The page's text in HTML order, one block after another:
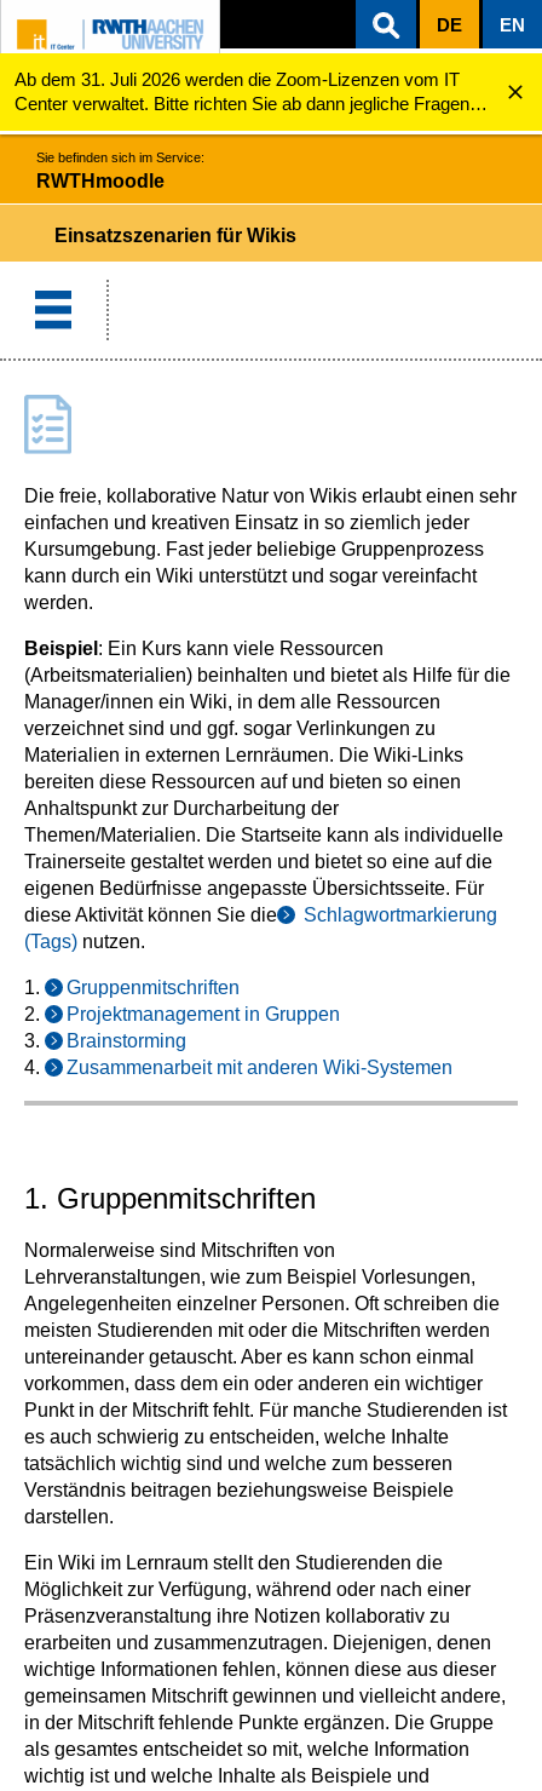
ZUM INHALTSBEREICH
ZUR HAUPTNAVIGATION
ZUR SUCHE
DE EN
Ab dem 31. Juli 2026 werden die Zoom-Lizenzen vom IT
Center verwaltet. Bitte richten Sie ab dann jegliche Fragen
zu den Zoom-Lizenzen (z.B. Probleme mit dem Login) an
servicedesk@itc.rwth-aachen.de.
RWTHmoodle Einsatzszenarien für Wikis
Sie befinden sich im Service:
RWTHmoodle
Einsatzszenarien für Wikis
Die freie, kollaborative Natur von Wikis erlaubt einen sehr
einfachen und kreativen Einsatz in so ziemlich jeder
Kursumgebung. Fast jeder beliebige Gruppenprozess
kann durch ein Wiki unterstützt und sogar vereinfacht
werden.
Beispiel : Ein Kurs kann viele Ressourcen
(Arbeitsmaterialien) beinhalten und bietet als Hilfe für die
Manager/innen ein Wiki, in dem alle Ressourcen
verzeichnet sind und ggf. sogar Verlinkungen zu
Materialien in externen Lernräumen. Die Wiki-Links
bereiten diese Ressourcen auf und bieten so einen
Anhaltspunkt zur Durcharbeitung der
Themen/Materialien. Die Startseite kann als individuelle
Trainerseite gestaltet werden und bietet so eine auf die
eigenen Bedürfnisse angepasste Übersichtsseite. Für
diese Aktivität können Sie die
Schlagwortmarkierung
(Tags) nutzen.
1.
Gruppenmitschriften
2.
Projektmanagement in Gruppen
3.
Brainstorming
4.
Zusammenarbeit mit anderen Wiki-Systemen
1. Gruppenmitschriften
Normalerweise sind Mitschriften von
Lehrveranstaltungen, wie zum Beispiel Vorlesungen,
Angelegenheiten einzelner Personen. Oft schreiben die
meisten Studierenden mit oder die Mitschriften werden
untereinander getauscht. Aber es kann schon einmal
vorkommen, dass dem ein oder anderen ein wichtiger
Punkt in der Mitschrift fehlt. Für manche Studierenden ist
es auch schwierig zu entscheiden, welche Inhalte
tatsächlich wichtig sind und welche zum besseren
Verständnis beitragen beziehungsweise Beispiele
darstellen.
Ein Wiki im Lernraum stellt den Studierenden die
Möglichkeit zur Verfügung, während oder nach einer
Präsenzveranstaltung ihre Notizen kollaborativ zu
erarbeiten und zusammenzutragen. Diejenigen, denen
wichtige Informationen fehlen, können diese aus dieser
gemeinsamen Mitschrift gewinnen und vielleicht andere,
in der Mitschrift fehlende Punkte ergänzen. Die Gruppe
als gesamtes entscheidet so mit, welche Information
wichtig ist und welche Inhalte als Beispiele und